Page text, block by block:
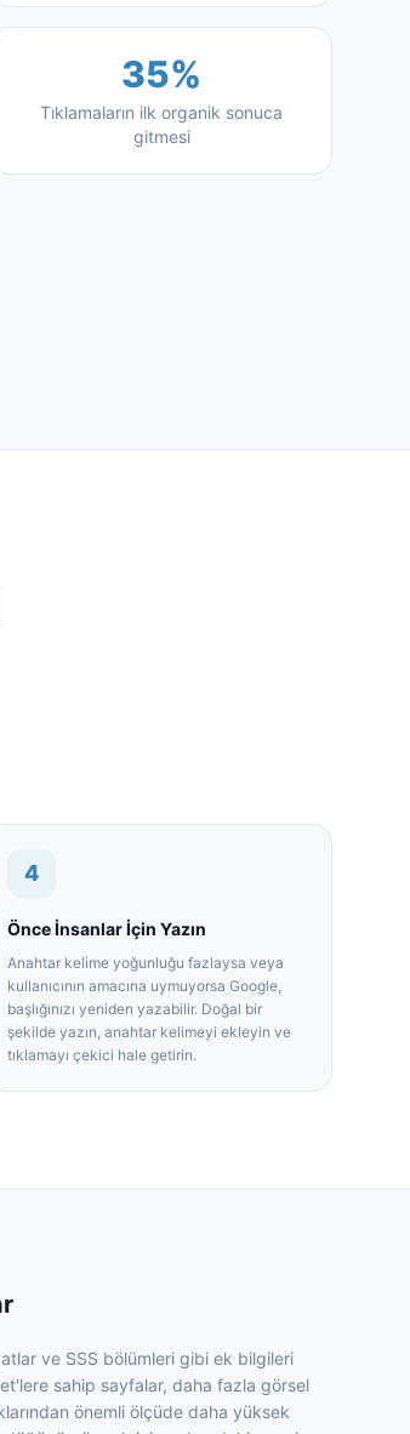
35%
Tıklamaların ilk organik sonuca
gitmesi
4
Önce İnsanlar İçin Yazın
Anahtar kelime yoğunluğu fazlaysa veya
kullanıcının amacına uymuyorsa Google,
başlığınızı yeniden yazabilir. Doğal bir
şekilde yazın, anahtar kelimeyi ekleyin ve
tıklamayı çekici hale getirin.
ve SSS bölümleri gibi ek bilgileri
sahip sayfalar, daha fazla görsel
önemli ölçüde daha yüksek